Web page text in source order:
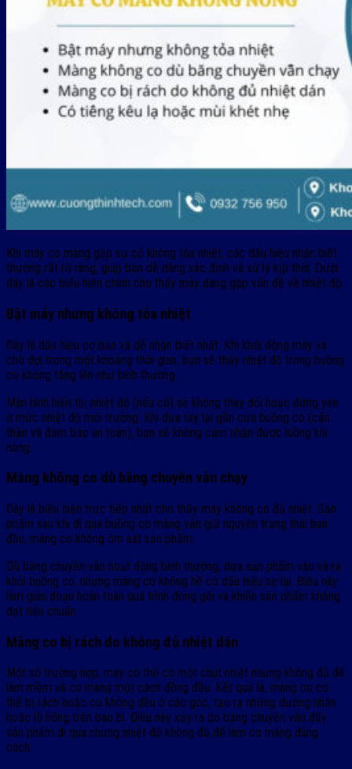
Khi máy co màng gặp sự cố không tỏa nhiệt, các dấu hiệu nhận biết
thường rất rõ ràng, giúp bạn dễ dàng xác định và xử lý kịp thời. Dưới
đây là các biểu hiện chính cho thấy máy đang gặp vấn đề về nhiệt độ.
Bật máy nhưng không tỏa nhiệt
Đây là dấu hiệu cơ bản và dễ nhận biết nhất. Khi khởi động máy và
chờ đợi trong một khoảng thời gian, bạn sẽ thấy nhiệt độ trong buồng
co không tăng lên như bình thường.
Màn hình hiển thị nhiệt độ (nếu có) sẽ không thay đổi hoặc đứng yên
ở mức nhiệt độ môi trường. Khi đưa tay lại gần cửa buồng co (cẩn
thận và đảm bảo an toàn), bạn sẽ không cảm nhận được luồng khí
nóng.
Màng không co dù băng chuyền vẫn chạy
Đây là biểu hiện trực tiếp nhất cho thấy máy không có đủ nhiệt. Sản
phẩm sau khi đi qua buồng co màng vẫn giữ nguyên trạng thái ban
đầu, màng co không ôm sát sản phẩm.
Dù băng chuyền vẫn hoạt động bình thường, đưa sản phẩm vào và ra
khỏi buồng co, nhưng màng co không hề có dấu hiệu se lại. Điều này
làm gián đoạn hoàn toàn quá trình đóng gói và khiến sản phẩm không
đạt tiêu chuẩn.
Màng co bị rách do không đủ nhiệt dán
Một số trường hợp, máy có thể có một chút nhiệt nhưng không đủ để
làm mềm và co màng một cách đồng đều. Kết quả là, màng co có
thể bị rách hoặc co không đều ở các góc, tạo ra những đường nhăn
hoặc lỗ hổng trên bao bì. Điều này xảy ra do băng chuyền vẫn đẩy
sản phẩm đi qua nhưng nhiệt độ không đủ để làm co màng đúng
cách.